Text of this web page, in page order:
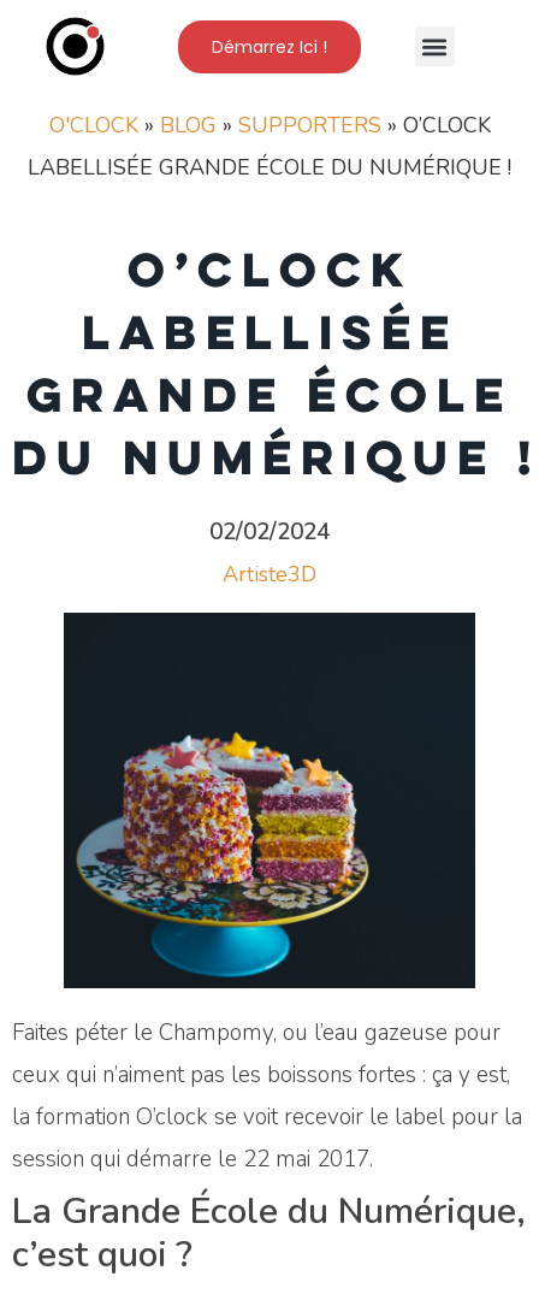
Démarrez Ici !
O'CLOCK» BLOG » SUPPORTERS » O’CLOCK
LABELLISÉE GRANDE ÉCOLE DU NUMÉRIQUE !
O’clock
labellisée
Grande École
Du Numérique !
02/02/2024
Artiste3D
Faites péter le Champomy, ou l’eau gazeuse pour
ceux qui n’aiment pas les boissons fortes : ça y est,
la formation O’clock se voit recevoir le label pour la
session qui démarre le 22 mai 2017.
La Grande École du Numérique,
c’est quoi ?